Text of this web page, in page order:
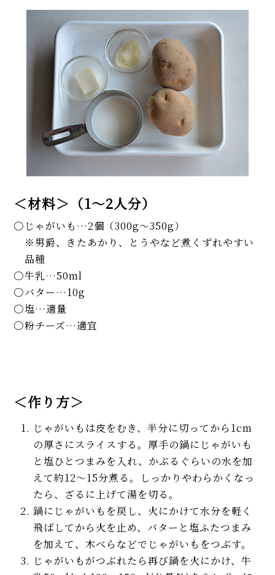
＜材料＞（1～2人分）
じゃがいも…2個（300g～350g）
※男爵、きたあかり、とうやなど煮くずれやすい
品種
牛乳…50ml
バター…10g
塩…適量
粉チーズ…適宜
＜作り方＞
じゃがいもは皮をむき、半分に切ってから1cm
の厚さにスライスする。厚手の鍋にじゃがいも
と塩ひとつまみを入れ、かぶるぐらいの水を加
えて約12～15分煮る。しっかりやわらかくなっ
たら、ざるに上げて湯を切る。
鍋にじゃがいもを戻し、火にかけて水分を軽く
飛ばしてから火を止め、バターと塩ふたつまみ
を加えて、木べらなどでじゃがいもをつぶす。
じゃがいもがつぶれたら再び鍋を火にかけ、牛